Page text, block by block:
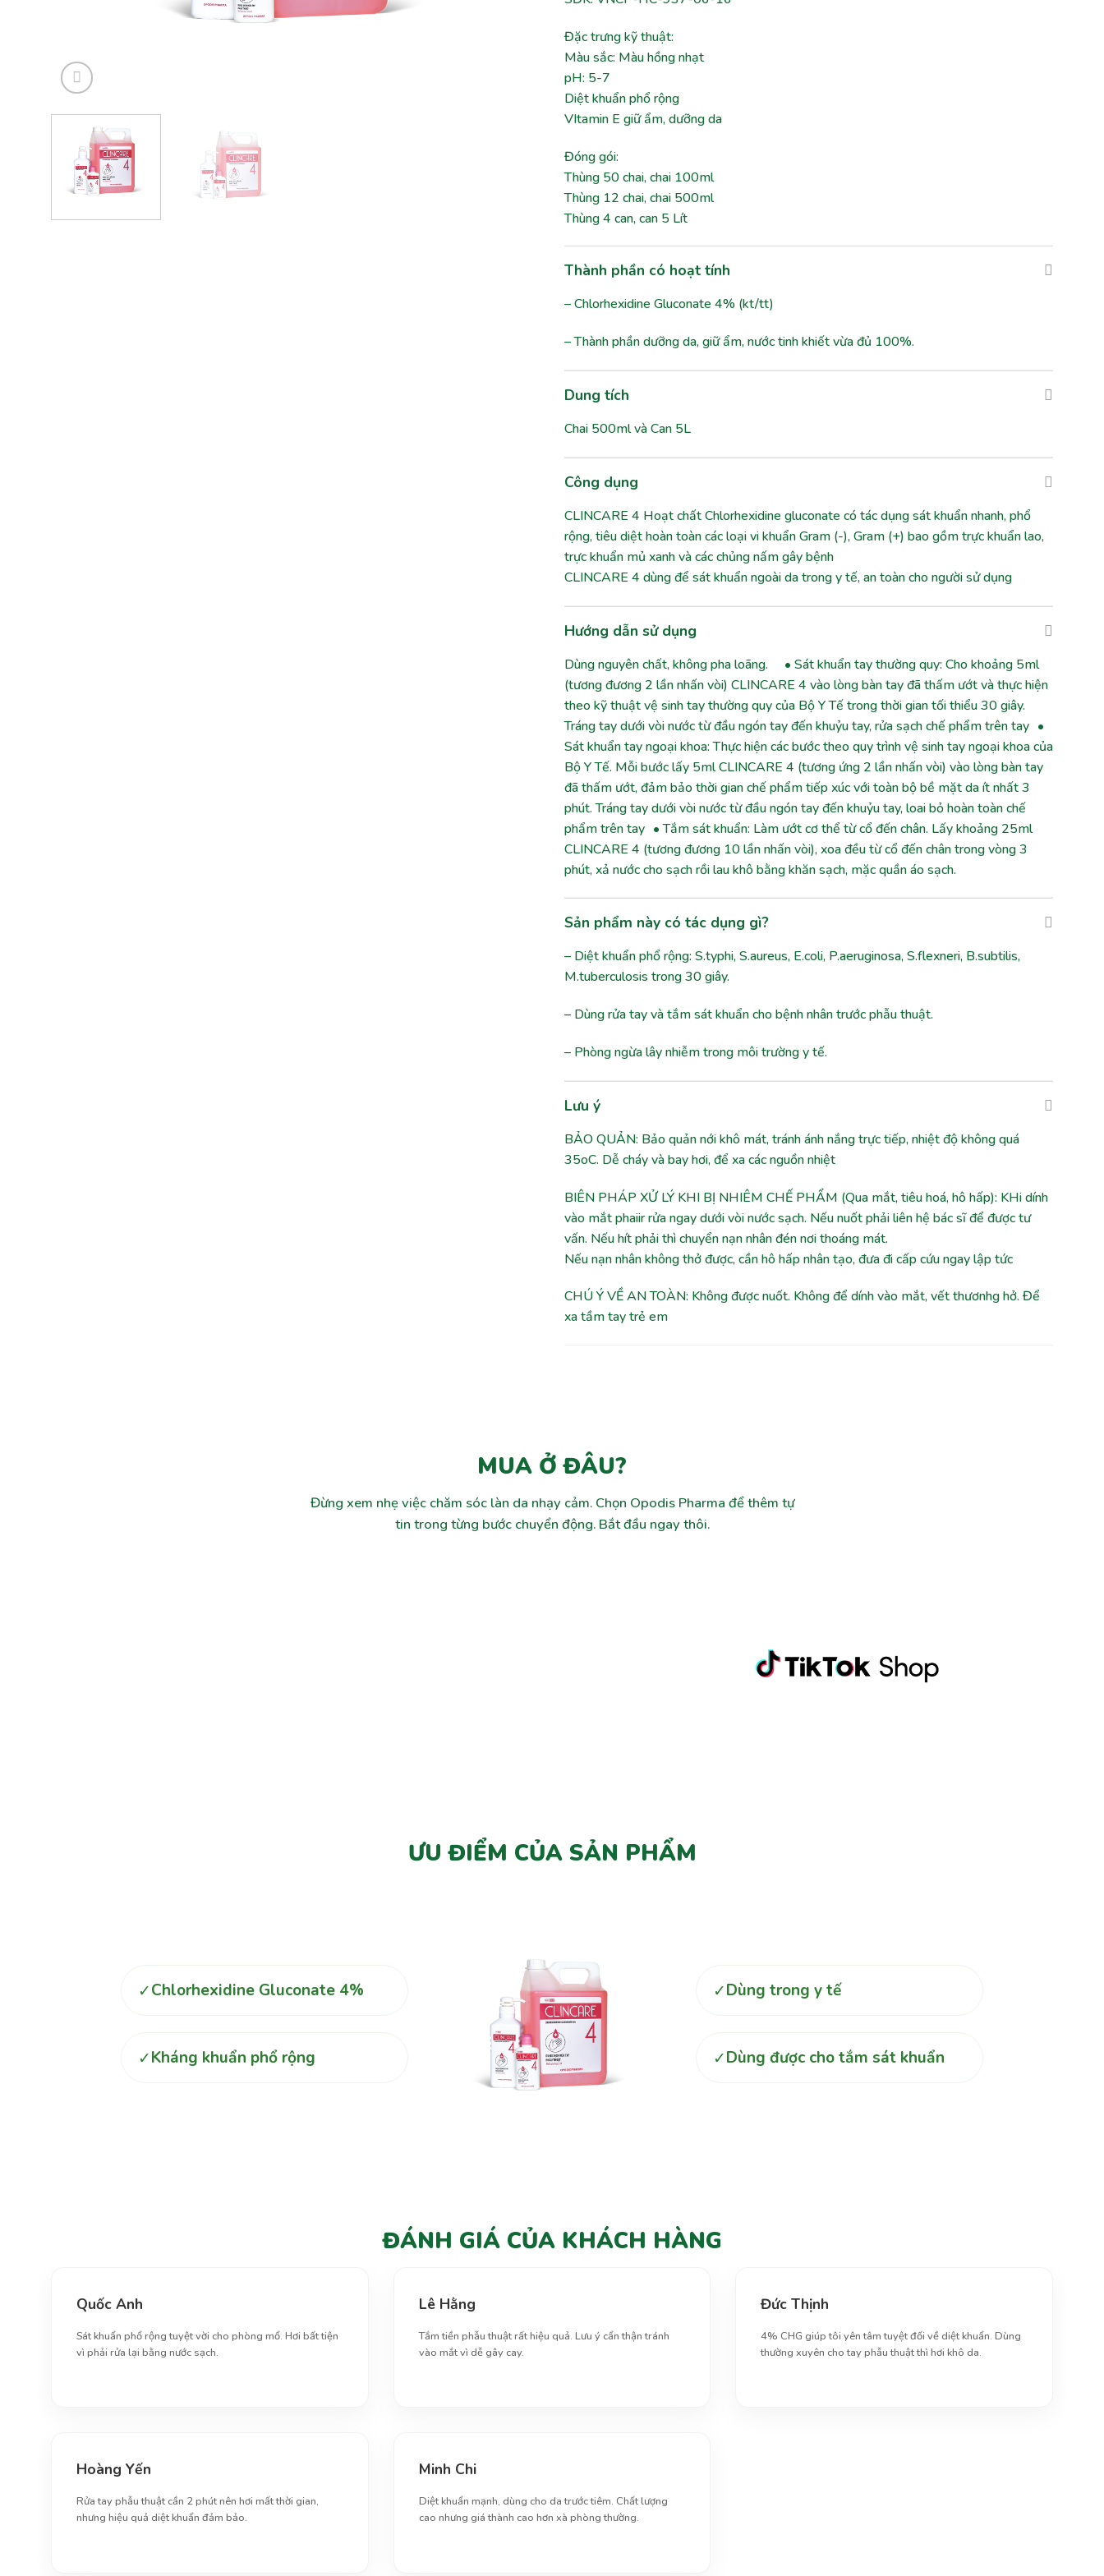
Đặc trưng kỹ thuật:
Màu sắc: Màu hồng nhạt
pH: 5-7
Diệt khuẩn phổ rộng
VItamin E giữ ẩm, dưỡng da
Đóng gói:
Thùng 50 chai, chai 100ml
Thùng 12 chai, chai 500ml
Thùng 4 can, can 5 Lít
Thành phần có hoạt tính
– Chlorhexidine Gluconate 4% (kt/tt)
– Thành phần dưỡng da, giữ ẩm, nước tinh khiết vừa đủ 100%.
Dung tích
Chai 500ml và Can 5L
Công dụng
CLINCARE 4 Hoạt chất Chlorhexidine gluconate có tác dụng sát khuẩn nhanh, phổ
rộng, tiêu diệt hoàn toàn các loại vi khuẩn Gram (-), Gram (+) bao gồm trực khuẩn lao,
trực khuẩn mủ xanh và các chủng nấm gây bệnh
CLINCARE 4 dùng để sát khuẩn ngoài da trong y tế, an toàn cho người sử dụng
Hướng dẫn sử dụng
Dùng nguyên chất, không pha loãng. • Sát khuẩn tay thường quy: Cho khoảng 5ml
(tương đương 2 lần nhấn vòi) CLINCARE 4 vào lòng bàn tay đã thấm ướt và thực hiện
theo kỹ thuật vệ sinh tay thường quy của Bộ Y Tế trong thời gian tối thiểu 30 giây.
Tráng tay dưới vòi nước từ đầu ngón tay đến khuỷu tay, rửa sạch chế phẩm trên tay •
Sát khuẩn tay ngoại khoa: Thực hiện các bước theo quy trình vệ sinh tay ngoại khoa của
Bộ Y Tế. Mỗi bước lấy 5ml CLINCARE 4 (tương ứng 2 lần nhấn vòi) vào lòng bàn tay
đã thấm ướt, đảm bảo thời gian chế phẩm tiếp xúc với toàn bộ bề mặt da ít nhất 3
phút. Tráng tay dưới vòi nước từ đầu ngón tay đến khuỷu tay, loai bỏ hoàn toàn chế
phẩm trên tay • Tắm sát khuẩn: Làm ướt cơ thể từ cổ đến chân. Lấy khoảng 25ml
CLINCARE 4 (tương đương 10 lần nhấn vòi), xoa đều từ cổ đến chân trong vòng 3
phút, xả nước cho sạch rồi lau khô bằng khăn sạch, mặc quần áo sạch.
Sản phẩm này có tác dụng gì?
– Diệt khuẩn phổ rộng: S.typhi, S.aureus, E.coli, P.aeruginosa, S.flexneri, B.subtilis,
M.tuberculosis trong 30 giây.
– Dùng rửa tay và tắm sát khuẩn cho bệnh nhân trước phẫu thuật.
– Phòng ngừa lây nhiễm trong môi trường y tế.
Lưu ý
BẢO QUẢN: Bảo quản nới khô mát, tránh ánh nắng trực tiếp, nhiệt độ không quá
35oC. Dễ cháy và bay hơi, để xa các nguồn nhiệt
BIÊN PHÁP XỬ LÝ KHI BỊ NHIÊM CHẾ PHẨM (Qua mắt, tiêu hoá, hô hấp): KHi dính
vào mắt phaiir rửa ngay dưới vòi nước sạch. Nếu nuốt phải liên hệ bác sĩ để được tư
vấn. Nếu hít phải thì chuyển nạn nhân đén nơi thoáng mát.
Nếu nạn nhân không thở được, cần hô hấp nhân tạo, đưa đi cấp cứu ngay lập tức
CHÚ Ý VỀ AN TOÀN: Không được nuốt. Không để dính vào mắt, vết thươnhg hở. Để
xa tầm tay trẻ em
MUA Ở ĐÂU?
Đừng xem nhẹ việc chăm sóc làn da nhạy cảm. Chọn Opodis Pharma để thêm tự
tin trong từng bước chuyển động. Bắt đầu ngay thôi.
ƯU ĐIỂM CỦA SẢN PHẨM
✓Chlorhexidine Gluconate 4%
✓Kháng khuẩn phổ rộng
✓Dùng trong y tế
✓Dùng được cho tắm sát khuẩn
ĐÁNH GIÁ CỦA KHÁCH HÀNG
Quốc Anh
Sát khuẩn phổ rộng tuyệt vời cho phòng mổ. Hơi bất tiện
vì phải rửa lại bằng nước sạch.
Lê Hằng
Tắm tiền phẫu thuật rất hiệu quả. Lưu ý cẩn thận tránh
vào mắt vì dễ gây cay.
Đức Thịnh
4% CHG giúp tôi yên tâm tuyệt đối về diệt khuẩn. Dùng
thường xuyên cho tay phẫu thuật thì hơi khô da.
Hoàng Yến
Rửa tay phẫu thuật cần 2 phút nên hơi mất thời gian,
nhưng hiệu quả diệt khuẩn đảm bảo.
Minh Chi
Diệt khuẩn mạnh, dùng cho da trước tiêm. Chất lượng
cao nhưng giá thành cao hơn xà phòng thường.